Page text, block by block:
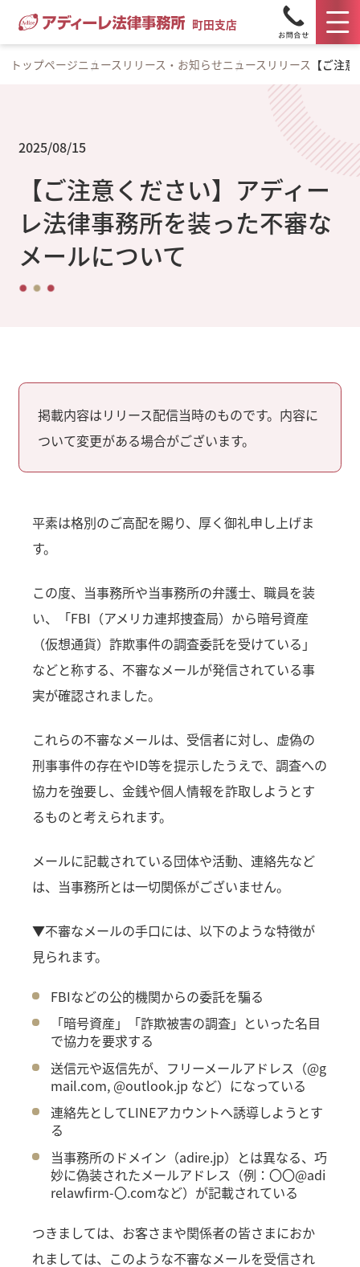
町田支店
トップページニュースリリース・お知らせニュースリリース 【ご注
2025/08/15
【ご注意ください】アディー
レ法律事務所を装った不審な
メールについて
掲載内容はリリース配信当時のものです。内容に
ついて変更がある場合がございます。
平素は格別のご高配を賜り、厚く御礼申し上げま
す。
この度、当事務所や当事務所の弁護士、職員を装
い、「FBI（アメリカ連邦捜査局）から暗号資産
（仮想通貨）詐欺事件の調査委託を受けている」
などと称する、不審なメールが発信されている事
実が確認されました。
これらの不審なメールは、受信者に対し、虚偽の
刑事事件の存在やID等を提示したうえで、調査への
協力を強要し、金銭や個人情報を詐取しようとす
るものと考えられます。
メールに記載されている団体や活動、連絡先など
は、当事務所とは一切関係がございません。
▼不審なメールの手口には、以下のような特徴が
見られます。
FBIなどの公的機関からの委託を騙る
「暗号資産」「詐欺被害の調査」といった名目
で協力を要求する
送信元や返信先が、フリーメールアドレス（@g
mail.com, @outlook.jp など）になっている
連絡先としてLINEアカウントへ誘導しようとす
る
当事務所のドメイン（adire.jp）とは異なる、巧
妙に偽装されたメールアドレス（例：〇〇@adi
relawfirm-〇.comなど）が記載されている
つきましては、お客さまや関係者の皆さまにおか
れましては、このような不審なメールを受信され